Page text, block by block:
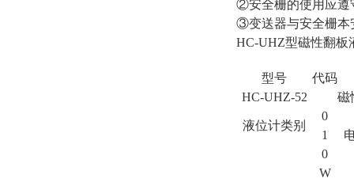
②安全栅的使用应遵
③变送器与安全栅本
HC-UHZ型磁性翻板
型号
代码
HC-UHZ-52
磁
液位计类别
0
1
0
W